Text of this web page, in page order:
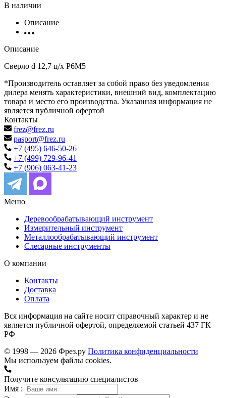
В наличии
Описание
Описание
Сверло d 12,7 ц/х Р6М5
*Производитель оставляет за собой право без уведомления
дилера менять характеристики, внешний вид, комплектацию
товара и место его производства. Указанная информация не
является публичной офертой
Контакты
frez@frez.ru
pasport@frez.ru
+7 (495) 646-50-26
+7 (499) 729-96-41
+7 (906) 063-41-23
Меню
Деревообрабатывающий инструмент
Измерительный инструмент
Металлообрабатывающий инструмент
Слесарные инструменты
О компании
Контакты
Доставка
Оплата
Вся информация на сайте носит справочный характер и не
является публичной офертой, определяемой статьей 437 ГК
РФ
© 1998 — 2026 Фрез.ру Политика конфиденциальности
Мы используем файлы cookies.
Получите консультацию специалистов
Имя :